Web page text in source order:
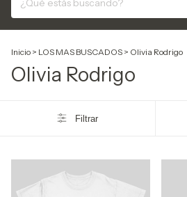
Inicio > LOS MAS BUSCADOS > Olivia Rodrigo
Olivia Rodrigo
Filtrar